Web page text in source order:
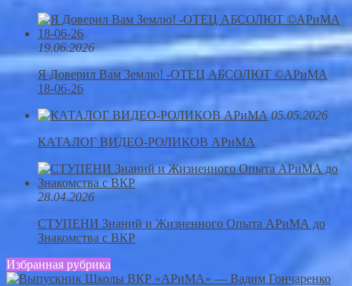
19.06.2026
Я Доверил Вам Землю! -ОТЕЦ АБСОЛЮТ ©АРиМА
18-06-26
05.05.2026
КАТАЛОГ ВИДЕО-РОЛИКОВ АРиМА
28.04.2026
СТУПЕНИ Знаний и Жизненного Опыта АРиМА до
Знакомства с ВКР
Избранная рубрика